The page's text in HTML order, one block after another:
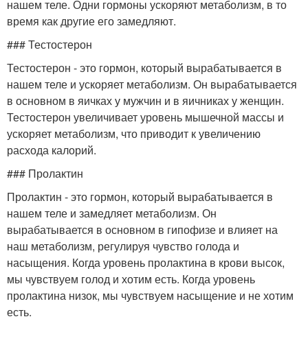
нашем теле. Одни гормоны ускоряют метаболизм, в то
время как другие его замедляют.
### Тестостерон
Тестостерон - это гормон, который вырабатывается в
нашем теле и ускоряет метаболизм. Он вырабатывается
в основном в яичках у мужчин и в яичниках у женщин.
Тестостерон увеличивает уровень мышечной массы и
ускоряет метаболизм, что приводит к увеличению
расхода калорий.
### Пролактин
Пролактин - это гормон, который вырабатывается в
нашем теле и замедляет метаболизм. Он
вырабатывается в основном в гипофизе и влияет на
наш метаболизм, регулируя чувство голода и
насыщения. Когда уровень пролактина в крови высок,
мы чувствуем голод и хотим есть. Когда уровень
пролактина низок, мы чувствуем насыщение и не хотим
есть.